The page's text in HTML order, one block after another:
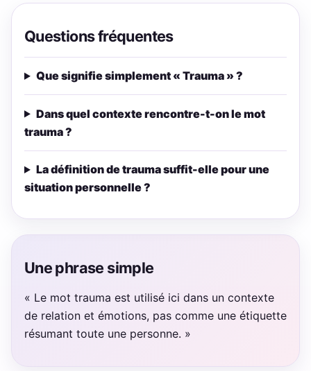
Questions fréquentes
Que signifie simplement « Trauma » ?
Dans quel contexte rencontre-t-on le mot
trauma ?
La définition de trauma suffit-elle pour une
situation personnelle ?
Une phrase simple
« Le mot trauma est utilisé ici dans un contexte
de relation et émotions, pas comme une étiquette
résumant toute une personne. »